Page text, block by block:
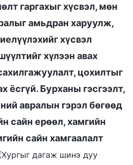
гаргахыг хүсвэл, мөн
амьдран харуулж,
хүсвэл
хүлээн авах
цохилтыг
ёсгүй. Бурханы гэсгээлт,
авралын гэрэл бөгөөд
сайн ерөөл, хамгийн
сайн хамгаалалт
дагаж шинэ дуу